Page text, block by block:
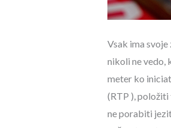
Vsak ima
nikoli ne vedo,
meter ko
(RTP ),
ne porabiti